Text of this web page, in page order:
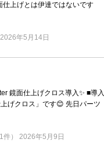
上げとは伊達ではないです
2026年5月14日
鏡面仕上げクロス導入✨ ■導入
げクロス」です😊 先日パーツ
） 2026年5月9日